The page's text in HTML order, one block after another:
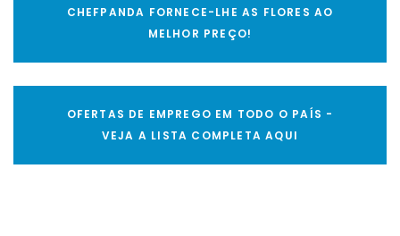
CHEFPANDA FORNECE-LHE AS FLORES AO
MELHOR PREÇO!
OFERTAS DE EMPREGO EM TODO O PAÍS -
VEJA A LISTA COMPLETA AQUI